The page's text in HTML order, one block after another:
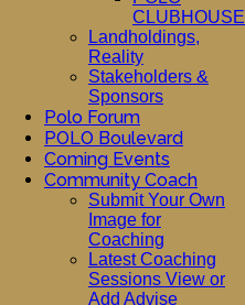
CLUBHOUSE
Landholdings,
Reality
Stakeholders &
Sponsors
Polo Forum
POLO Boulevard
Coming Events
Community Coach
Submit Your Own
Image for
Coaching
Latest Coaching
Sessions View or
Add Advise